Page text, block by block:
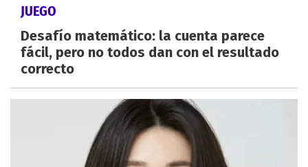
JUEGO
Desafío matemático: la cuenta parece
fácil, pero no todos dan con el resultado
correcto